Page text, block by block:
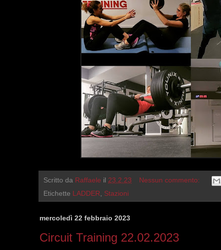
Scritto da Raffaele il 23.2.23
Nessun commento:
Etichette LADDER Stazioni
mercoledì 22 febbraio 2023
Circuit Training 22.02.2023